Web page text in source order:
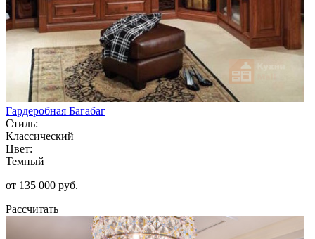
Гардеробная Багабаг
Стиль:
Классический
Цвет:
Темный
от 135 000 руб.
Рассчитать